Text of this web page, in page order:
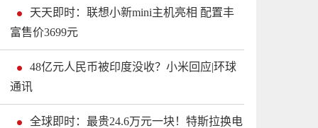
天天即时：联想小新mini主机亮相 配置丰
富售价3699元
48亿元人民币被印度没收？小米回应|环球
通讯
全球即时：最贵24.6万元一块！特斯拉换电